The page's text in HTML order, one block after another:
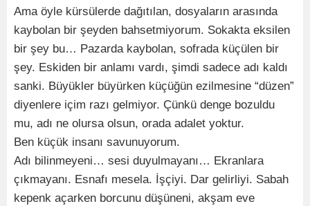
Ama öyle kürsülerde dağıtılan, dosyaların arasında
kaybolan bir şeyden bahsetmiyorum. Sokakta eksilen
bir şey bu… Pazarda kaybolan, sofrada küçülen bir
şey. Eskiden bir anlamı vardı, şimdi sadece adı kaldı
sanki. Büyükler büyürken küçüğün ezilmesine “düzen”
diyenlere içim razı gelmiyor. Çünkü denge bozuldu
mu, adı ne olursa olsun, orada adalet yoktur.
Ben küçük insanı savunuyorum.
Adı bilinmeyeni… sesi duyulmayanı… Ekranlara
çıkmayanı. Esnafı mesela. İşçiyi. Dar gelirliyi. Sabah
kepenk açarken borcunu düşüneni, akşam eve